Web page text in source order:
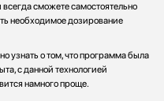
сможете самостоятельно
необходимое дозирование
узнать о том, что программа была
с данной технологией
намного проще.